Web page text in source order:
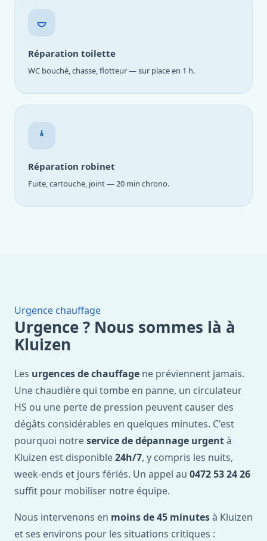
Réparation toilette
WC bouché, chasse, flotteur — sur place en 1 h.
Réparation robinet
Fuite, cartouche, joint — 20 min chrono.
Urgence chauffage
Urgence ? Nous sommes là à
Kluizen
Les urgences de chauffage ne préviennent jamais.
Une chaudière qui tombe en panne, un circulateur
HS ou une perte de pression peuvent causer des
dégâts considérables en quelques minutes. C'est
pourquoi notreservice de dépannage urgentà
Kluizen est disponible24h/7, y compris les nuits,
week-ends et jours fériés. Un appel au 0472 53 24 26
suffit pour mobiliser notre équipe.
Nous intervenons en moins de 45 minutesà Kluizen
et ses environs pour les situations critiques :